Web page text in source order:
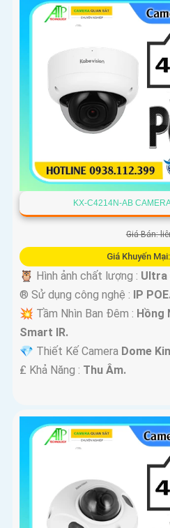
KX-C4214N-AB
Giá Bán:
Giá Khuyến
🦉 Hình ảnh chất lượng : Ultra
®️ Sử dụng công nghệ : IP
💥 Tầm Nhìn Ban Đêm : Hồng
Smart IR.
💎 Thiết Kế Camera Dome
️₤ Khả Năng : Thu Âm.